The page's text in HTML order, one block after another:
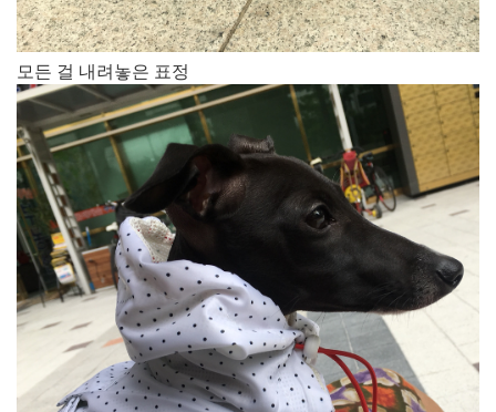
모든 걸 내려놓은 표정​